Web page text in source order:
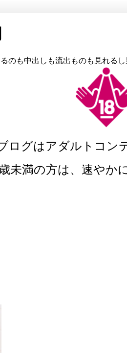
のも中出しも流出ものも見れる
ログはアダルトコン
未満の方は、速やか